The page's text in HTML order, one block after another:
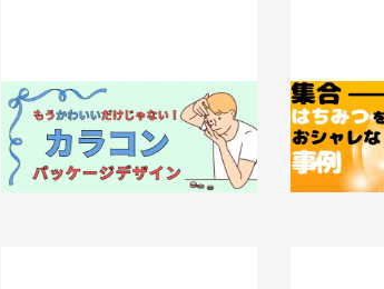
もう「かわいい」だけじゃない！【カラ
コン】パッケージデザインを探る。
2024.12.25 事例
集合！【ハチ
れなパッケ
2024.12.24 事